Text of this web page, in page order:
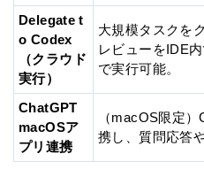
Delegate t
o Codex
（クラウド
実行）
大規模タスクを
レビューをIDE
で実行可能。
ChatGPT
macOSア
プリ連携
（macOS限定
携し、質問応答